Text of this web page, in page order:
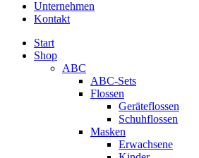
Unternehmen
Kontakt
Start
Shop
ABC
ABC-Sets
Flossen
Geräteflossen
Schuhflossen
Masken
Erwachsene